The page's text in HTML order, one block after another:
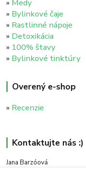
» Medy
» Bylinkové čaje
» Rastlinné nápoje
» Detoxikácia
» 100% štavy
» Bylinkové tinktúry
Overený e-shop
» Recenzie
Kontaktujte nás :)
Jana Barzóová